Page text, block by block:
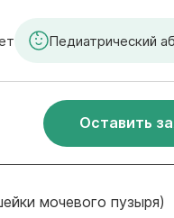
Педиатрический
Оставить
мочевого пузыря)